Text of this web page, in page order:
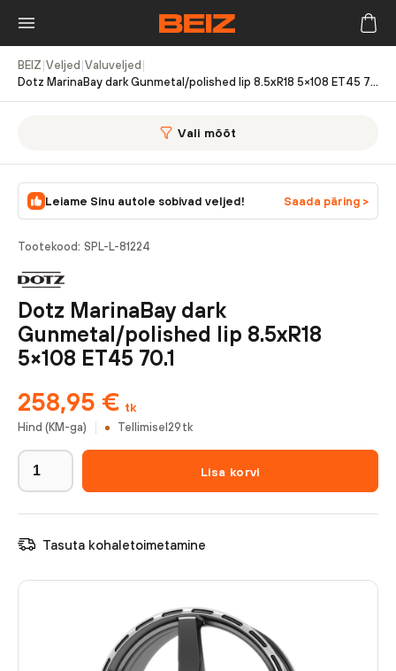
BEIZ Veljed Valuveljed
Dotz MarinaBay dark Gunmetal/polished lip 8.5xR18 5×108 ET45 70.1
Vali mõõt
Tootekood: SPL-L-81224
Dotz MarinaBay dark
Gunmetal/polished lip 8.5xR18
5×108 ET45 70.1
258,95 € tk
Hind (KM-ga) Tellimisel 29 tk
Lisa korvi
Tasuta kohaletoimetamine
Leiame Sinu autole sobivad veljed! Saada päring >